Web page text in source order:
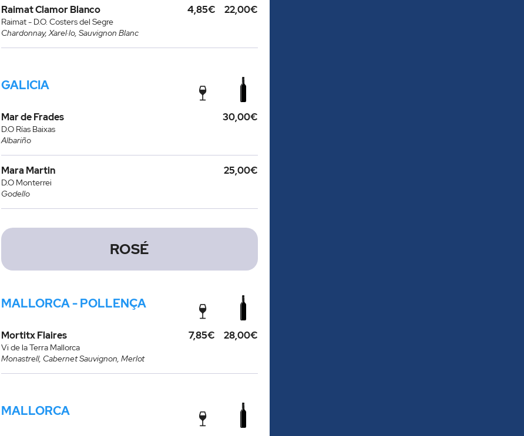
Raimat Clamor Blanco
Raimat - D.O. Costers del Segre
Chardonnay, Xarel·lo, Sauvignon Blanc
4,85€ 22,00€
GALICIA
Mar de Frades
D.O Rías Baixas
Albariño
30,00€
Mara Martin
D.O Monterrei
Godello
25,00€
ROSÉ
MALLORCA - POLLENÇA
Mortitx Flaires
Vi de la Terra Mallorca
Monastrell, Cabernet Sauvignon, Merlot
7,85€ 28,00€
MALLORCA